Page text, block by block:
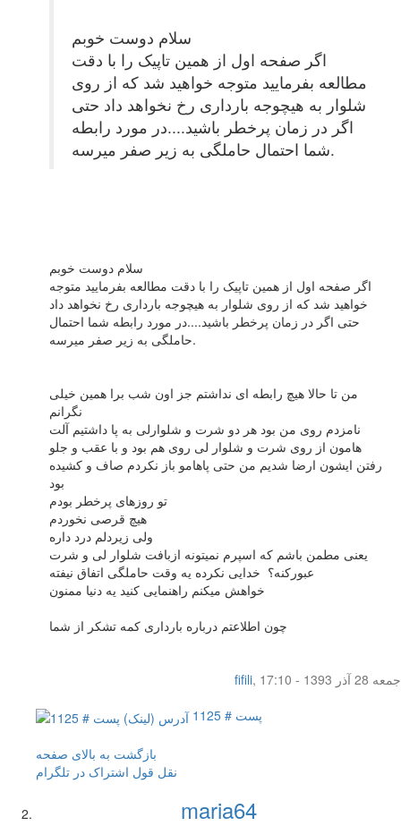
سلام دوست خوبم
اگر صفحه اول از همین تاپیک را با دقت
مطالعه بفرمایید متوجه خواهید شد که از روی
شلوار به هیچوجه بارداری رخ نخواهد داد حتی
اگر در زمان پرخطر باشید....در مورد رابطه
شما احتمال حاملگی به زیر صفر میرسه.
سلام دوست خوبم
اگر صفحه اول از همین تاپیک را با دقت مطالعه بفرمایید متوجه
خواهید شد که از روی شلوار به هیچوجه بارداری رخ نخواهد داد
حتی اگر در زمان پرخطر باشید....در مورد رابطه شما احتمال
حاملگی به زیر صفر میرسه.
من تا حالا هیچ رابطه ای نداشتم جز اون شب برا همین خیلی
نگرانم
نامزدم روی من بود هر دو شرت و شلوارلی به پا داشتیم آلت
هامون از روی شرت و شلوار لی روی هم بود و با عقب و جلو
رفتن ایشون ارضا شدیم من حتی پاهامو باز نکردم صاف و کشیده
بود
تو روزهای پرخطر بودم
هیچ قرصی نخوردم
ولی زیردلم درد داره
یعنی مطمن باشم که اسپرم نمیتونه ازبافت شلوار لی و شرت
عبورکنه؟ خدایی نکرده یه وقت حاملگی اتفاق نیفته
خواهش میکنم راهنمایی کنید یه دنیا ممنون
چون اطلاعتم درباره بارداری کمه تشکر از شما
fifili,
جمعه 28 آذر 1393 - 17:10
پست # 1125
بازگشت به بالای صفحه
نقل قول اشتراک در تلگرام
maria64